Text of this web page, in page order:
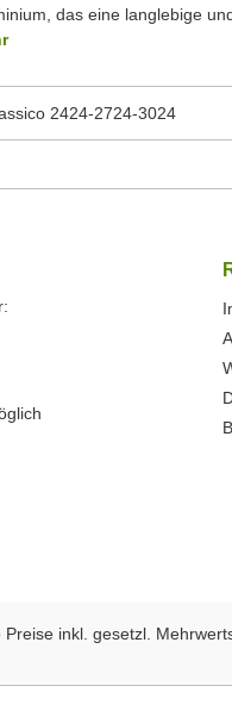
das eine langlebige
2424-2724-3024
Preise inkl. gesetzl.